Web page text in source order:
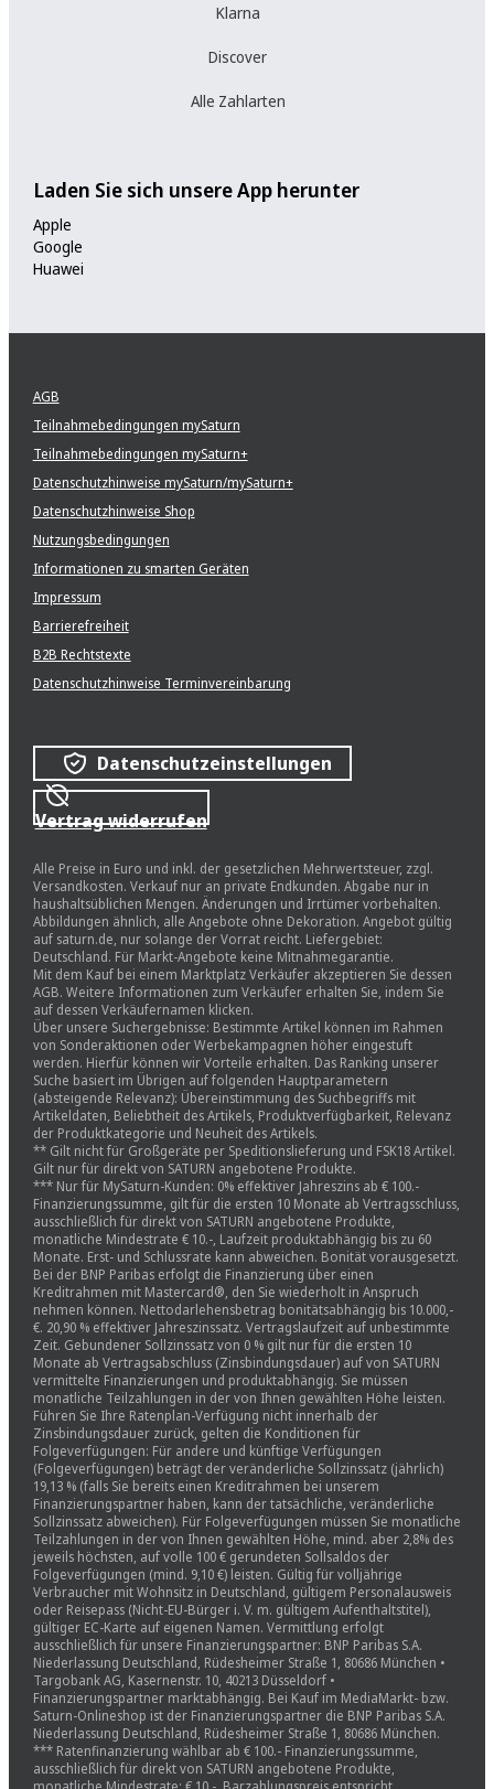
Klarna
Discover
Alle Zahlarten
Laden Sie sich unsere App herunter
Apple
Google
Huawei
AGB
Teilnahmebedingungen mySaturn
Teilnahmebedingungen mySaturn+
Datenschutzhinweise mySaturn/mySaturn+
Datenschutzhinweise Shop
Nutzungsbedingungen
Informationen zu smarten Geräten
Impressum
Barrierefreiheit
B2B Rechtstexte
Datenschutzhinweise Terminvereinbarung
Datenschutzeinstellungen
Vertrag widerrufen
Alle Preise in Euro und inkl. der gesetzlichen Mehrwertsteuer, zzgl.
Versandkosten. Verkauf nur an private Endkunden. Abgabe nur in
haushaltsüblichen Mengen. Änderungen und Irrtümer vorbehalten.
Abbildungen ähnlich, alle Angebote ohne Dekoration. Angebot gültig
auf saturn.de, nur solange der Vorrat reicht. Liefergebiet:
Deutschland. Für Markt-Angebote keine Mitnahmegarantie.
Mit dem Kauf bei einem Marktplatz Verkäufer akzeptieren Sie dessen
AGB. Weitere Informationen zum Verkäufer erhalten Sie, indem Sie
auf dessen Verkäufernamen klicken.
Über unsere Suchergebnisse: Bestimmte Artikel können im Rahmen
von Sonderaktionen oder Werbekampagnen höher eingestuft
werden. Hierfür können wir Vorteile erhalten. Das Ranking unserer
Suche basiert im Übrigen auf folgenden Hauptparametern
(absteigende Relevanz): Übereinstimmung des Suchbegriffs mit
Artikeldaten, Beliebtheit des Artikels, Produktverfügbarkeit, Relevanz
der Produktkategorie und Neuheit des Artikels.
** Gilt nicht für Großgeräte per Speditionslieferung und FSK18 Artikel.
Gilt nur für direkt von SATURN angebotene Produkte.
*** Nur für MySaturn-Kunden: 0% effektiver Jahreszins ab € 100.-
Finanzierungssumme, gilt für die ersten 10 Monate ab Vertragsschluss,
ausschließlich für direkt von SATURN angebotene Produkte,
monatliche Mindestrate € 10.-, Laufzeit produktabhängig bis zu 60
Monate. Erst- und Schlussrate kann abweichen. Bonität vorausgesetzt.
Bei der BNP Paribas erfolgt die Finanzierung über einen
Kreditrahmen mit Mastercard®, den Sie wiederholt in Anspruch
nehmen können. Nettodarlehensbetrag bonitätsabhängig bis 10.000,-
€. 20,90 % effektiver Jahreszinssatz. Vertragslaufzeit auf unbestimmte
Zeit. Gebundener Sollzinssatz von 0 % gilt nur für die ersten 10
Monate ab Vertragsabschluss (Zinsbindungsdauer) auf von SATURN
vermittelte Finanzierungen und produktabhängig. Sie müssen
monatliche Teilzahlungen in der von Ihnen gewählten Höhe leisten.
Führen Sie Ihre Ratenplan-Verfügung nicht innerhalb der
Zinsbindungsdauer zurück, gelten die Konditionen für
Folgeverfügungen: Für andere und künftige Verfügungen
(Folgeverfügungen) beträgt der veränderliche Sollzinssatz (jährlich)
19,13 % (falls Sie bereits einen Kreditrahmen bei unserem
Finanzierungspartner haben, kann der tatsächliche, veränderliche
Sollzinssatz abweichen). Für Folgeverfügungen müssen Sie monatliche
Teilzahlungen in der von Ihnen gewählten Höhe, mind. aber 2,8% des
jeweils höchsten, auf volle 100 € gerundeten Sollsaldos der
Folgeverfügungen (mind. 9,10 €) leisten. Gültig für volljährige
Verbraucher mit Wohnsitz in Deutschland, gültigem Personalausweis
oder Reisepass (Nicht-EU-Bürger i. V. m. gültigem Aufenthaltstitel),
gültiger EC-Karte auf eigenen Namen. Vermittlung erfolgt
ausschließlich für unsere Finanzierungspartner: BNP Paribas S.A.
Niederlassung Deutschland, Rüdesheimer Straße 1, 80686 München •
Targobank AG, Kasernenstr. 10, 40213 Düsseldorf •
Finanzierungspartner marktabhängig. Bei Kauf im MediaMarkt- bzw.
Saturn-Onlineshop ist der Finanzierungspartner die BNP Paribas S.A.
Niederlassung Deutschland, Rüdesheimer Straße 1, 80686 München.
*** Ratenfinanzierung wählbar ab € 100.- Finanzierungssumme,
ausschließlich für direkt von SATURN angebotene Produkte,